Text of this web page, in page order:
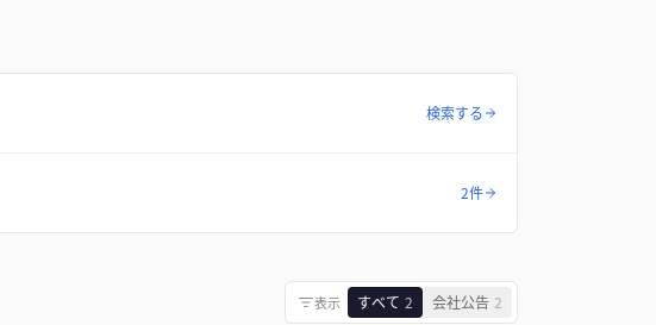
検索する
2件
表示 すべて 2 会社公告 2